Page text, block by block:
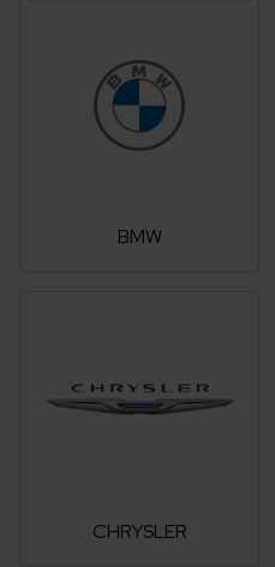
BMW
CHRYSLER